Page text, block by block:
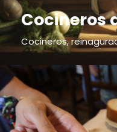
Cocineros
Cocineros,